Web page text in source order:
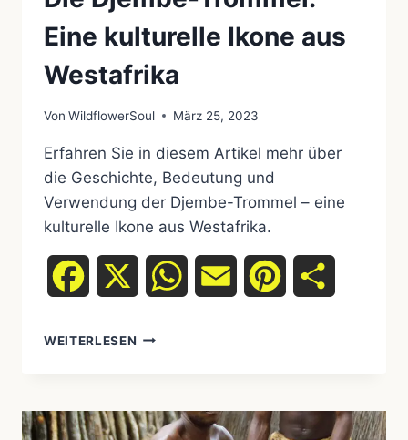
Eine kulturelle Ikone aus
Westafrika
Von WildflowerSoul März 25, 2023
Erfahren Sie in diesem Artikel mehr über
die Geschichte, Bedeutung und
Verwendung der Djembe-Trommel – eine
kulturelle Ikone aus Westafrika.
Facebook WhatsAppEmail Pinterest
WEITERLESEN DIE
KULTURELLE
IKONE